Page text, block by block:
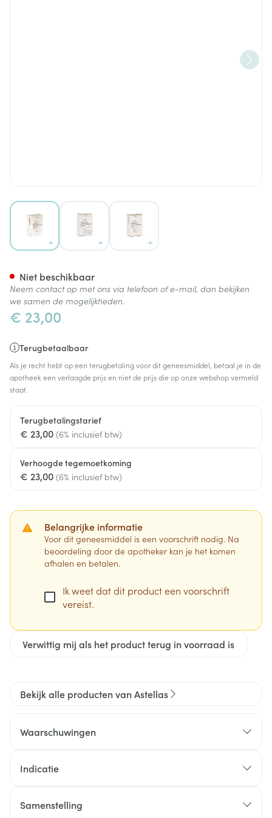
View larger image
€ 23,00
Terugbetaalbaar
Als je recht hebt op een terugbetaling voor dit geneesmiddel, betaal je in de
apotheek een verlaagde prijs en niet de prijs die op onze webshop vermeld
staat.
Terugbetalingstarief
€ 23,00 (6% inclusief btw)
Verhoogde tegemoetkoming
€ 23,00 (6% inclusief btw)
Belangrijke informatie
Voor dit geneesmiddel is een voorschrift nodig. Na
beoordeling door de apotheker kan je het komen
afhalen en betalen.
Ik weet dat dit product een voorschrift
vereist.
Verwittig mij als het product terug in voorraad is
Niet beschikbaar
Neem contact op met ons via telefoon of e-mail, dan bekijken
we samen de mogelijkheden.
Bekijk alle producten van Astellas
Waarschuwingen
Indicatie
Samenstelling